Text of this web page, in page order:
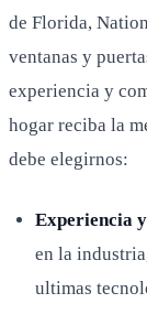
de Florida,
ventanas y
experiencia y
hogar reciba la
debe elegirnos:
Experiencia
en la
ultimas